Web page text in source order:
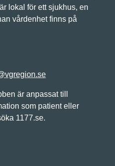
lokal för ett sjukhus, en
vårdenhet finns på
är anpassat till
som patient eller
1177.se.